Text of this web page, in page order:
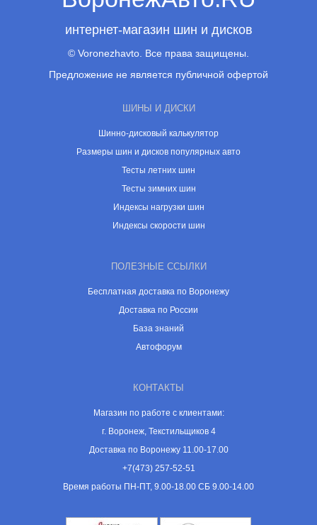
интернет-магазин шин и дисков
© Voronezhavto. Все права защищены.
Предложение не является публичной офертой
ШИНЫ И ДИСКИ
Шинно-дисковый калькулятор
Размеры шин и дисков популярных авто
Тесты летних шин
Тесты зимних шин
Индексы нагрузки шин
Индексы скорости шин
ПОЛЕЗНЫЕ ССЫЛКИ
Бесплатная доставка по Воронежу
Доставка по России
База знаний
Автофорум
КОНТАКТЫ
Магазин по работе с клиентами:
г. Воронеж, Текстильщиков 4
Доставка по Воронежу 11.00-17.00
+7(473) 257-52-51
Время работы ПН-ПТ, 9.00-18.00 СБ 9.00-14.00